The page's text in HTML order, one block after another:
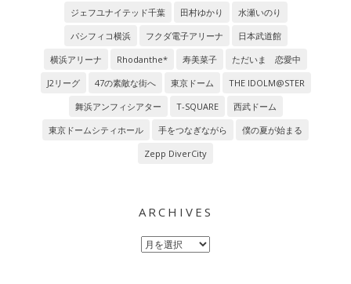
ジェフユナイテッド千葉
田村ゆかり
水瀬いのり
パシフィコ横浜
フクダ電子アリーナ
日本武道館
横浜アリーナ
Rhodanthe* 寿美菜子
ただいま 恋愛中
J2リーグ
47の素敵な街へ 東京ドーム
THE IDOLM@STER
舞浜アンフィシアター
T-SQUARE
西武ドーム
東京ドームシティホール
手をつなぎながら
僕の夏が始まる
Zepp DiverCity
ARCHIVES
Archives